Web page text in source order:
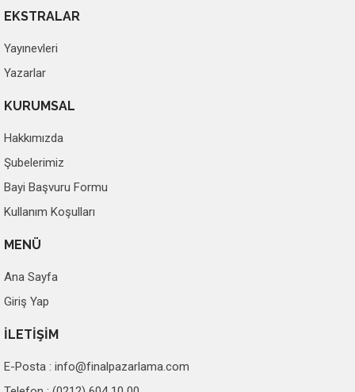
EKSTRALAR
Yayınevleri
Yazarlar
KURUMSAL
Hakkımızda
Şubelerimiz
Bayi Başvuru Formu
Kullanım Koşulları
MENÜ
Ana Sayfa
Giriş Yap
İLETİŞİM
E-Posta : info@finalpazarlama.com